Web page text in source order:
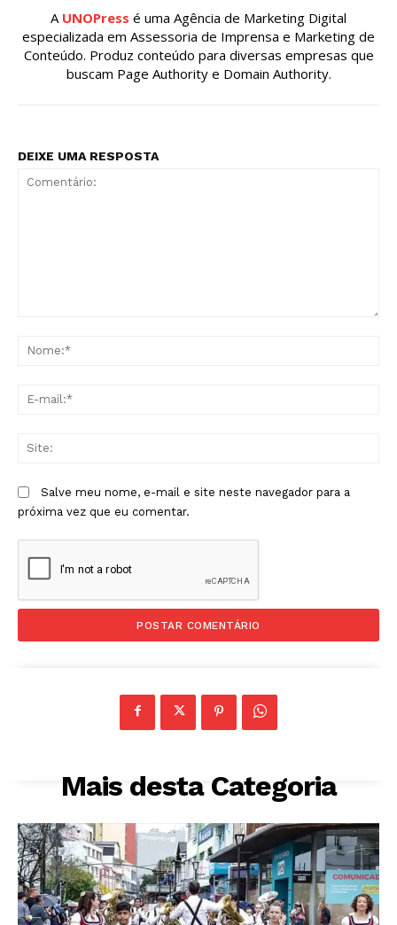
A UNOPress é uma Agência de Marketing Digital
especializada em Assessoria de Imprensa e Marketing de
Conteúdo. Produz conteúdo para diversas empresas que
buscam Page Authority e Domain Authority.
DEIXE UMA RESPOSTA
Salve meu nome, e-mail e site neste navegador para a
próxima vez que eu comentar.
Mais desta Categoria